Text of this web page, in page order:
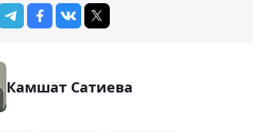
Камшат Сатиева